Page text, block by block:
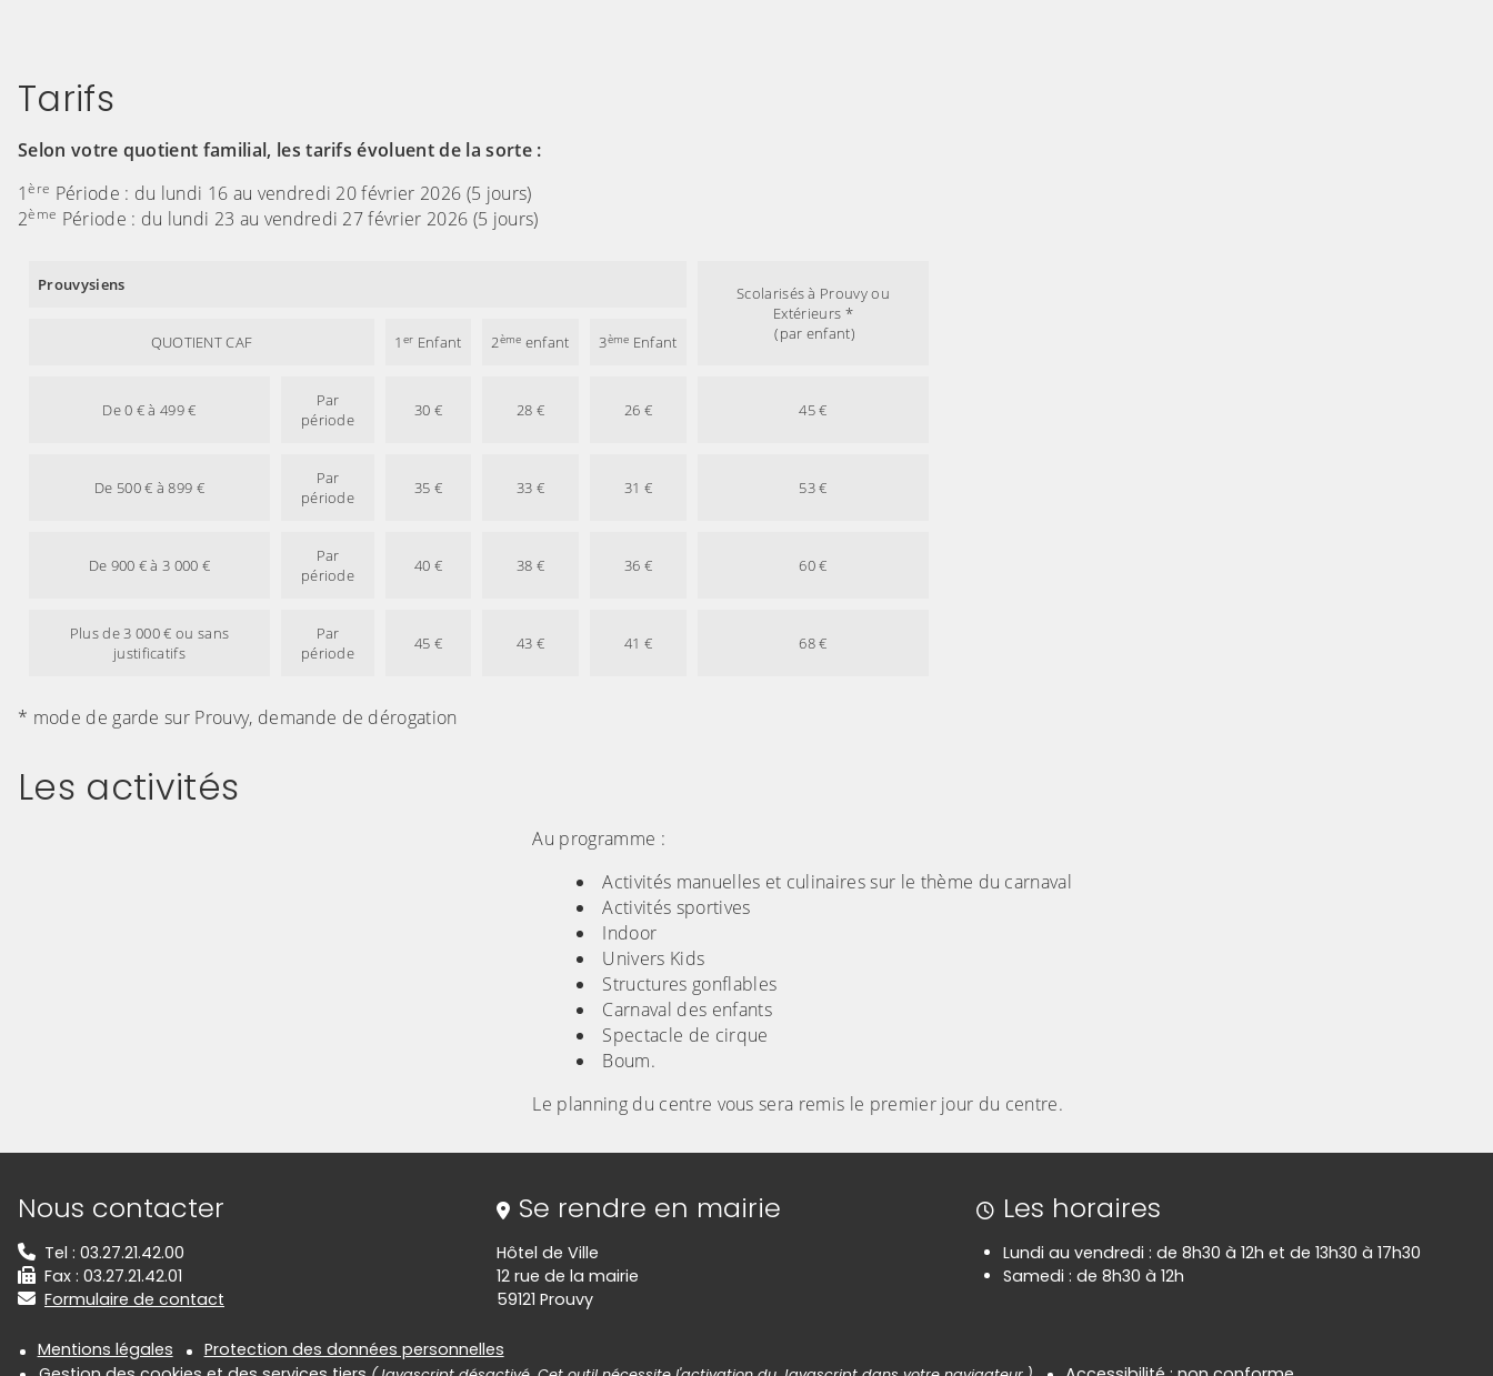
Tarifs
Selon votre quotient familial, les tarifs évoluent de la sorte :
1ère Période : du lundi 16 au vendredi 20 février 2026 (5 jours)
2ème Période : du lundi 23 au vendredi 27 février 2026 (5 jours)
Prouvysiens
Scolarisés à Prouvy ou
Extérieurs *
(par enfant)
QUOTIENT CAF 1 er Enfant 2ème enfant 3ème Enfant
De 0 € à 499 €
Par
période
30 € 28 € 26 € 45 €
De 500 € à 899 €
Par
période
35 € 33 € 31 € 53 €
De 900 € à 3 000 €
Par
période
40 € 38 € 36 € 60 €
Plus de 3 000 € ou sans
justificatifs
Par
période
45 € 43 € 41 € 68 €
* mode de garde sur Prouvy, demande de dérogation
Les activités
Au programme :
Activités manuelles et culinaires sur le thème du carnaval
Activités sportives
Indoor
Univers Kids
Structures gonflables
Carnaval des enfants
Spectacle de cirque
Boum.
Le planning du centre vous sera remis le premier jour du centre.
Informations de contact
Nous contacter
Tel : 03.27.21.42.00
Fax : 03.27.21.42.01
Formulaire de contact
Se rendre en mairie
Hôtel de Ville
12 rue de la mairie
59121 Prouvy
Les horaires
Lundi au vendredi : de 8h30 à 12h et de 13h30 à 17h30
Samedi : de 8h30 à 12h
Informations réglementaires
Mentions légales
Protection des données personnelles